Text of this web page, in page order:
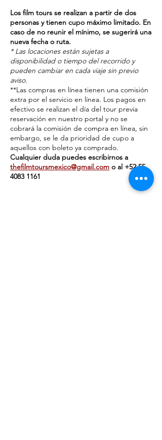
Los film tours se realizan a partir de dos
personas y tienen cupo máximo limitado. En
caso de no reunir el mínimo, se sugerirá una
nueva fecha o ruta.
* Las locaciones están sujetas a
disponibilidad o tiempo del recorrido y
pueden cambiar en cada viaje sin previo
aviso.
**Las compras en línea tienen una comisión
extra por el servicio en línea. Los pagos en
efectivo se realizan el día del tour previa
reservación en nuestro portal y no se
cobrará la comisión de compra en línea, sin
embargo, se le da prioridad de cupo a
aquellos con boleto ya comprado.
Cualquier duda puedes escribirnos a
thefilmtoursmexico@gmail.com o al ‭+‭52 55
4083 1161‬